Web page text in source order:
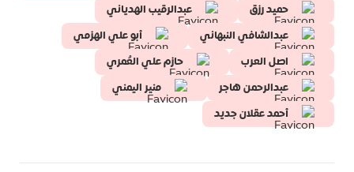
حميد رزق
عبدالرقيب الهدياني
عبدالشافي النبهاني
أبو علي الهزمي
اصل العرب
حازم علي العُمري
عبدالرحمن هاجر
منير اليمني
أحمد عقلان جديد